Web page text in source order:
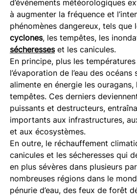
d’événements météorologiques
à augmenter la fréquence et
phénomènes dangereux, tels que
cyclones, les tempêtes, les
sécheresseset les canicules.
En principe, plus les
l’évaporation de l’eau des océans
alimente en énergie les
tempêtes. Ces derniers
puissants et destructeurs,
importants aux infrastructures,
et aux écosystèmes.
En outre, le réchauffement
canicules et les sécheresses qui
en plus sévères dans plusieurs
nombreuses régions dans le
pénurie d’eau, des feux de forêt